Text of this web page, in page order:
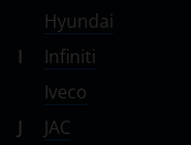
Hyundai
I
Infiniti
Iveco
J
JAC